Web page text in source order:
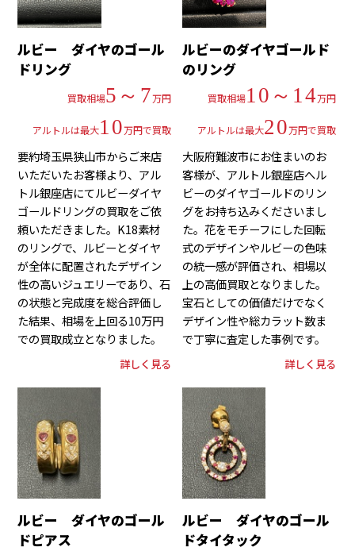
ルビー ダイヤのゴール
ドリング
買取相場5～7万円
アルトルは最大10万円で買取
要約埼玉県狭山市からご来店
いただいたお客様より、アル
トル銀座店にてルビーダイヤ
ゴールドリングの買取をご依
頼いただきました。K18素材
のリングで、ルビーとダイヤ
が全体に配置されたデザイン
性の高いジュエリーであり、石
の状態と完成度を総合評価し
た結果、相場を上回る10万円
での買取成立となりました。
詳しく見る
ルビーのダイヤゴールド
のリング
買取相場10～14万円
アルトルは最大20万円で買取
大阪府難波市にお住まいのお
客様が、アルトル銀座店へル
ビーのダイヤゴールドのリン
グをお持ち込みくださいまし
た。花をモチーフにした回転
式のデザインやルビーの色味
の統一感が評価され、相場以
上の高価買取となりました。
宝石としての価値だけでなく
デザイン性や総カラット数ま
で丁寧に査定した事例です。
詳しく見る
ルビー ダイヤのゴール
ドピアス
ルビー ダイヤのゴール
ドタイタック